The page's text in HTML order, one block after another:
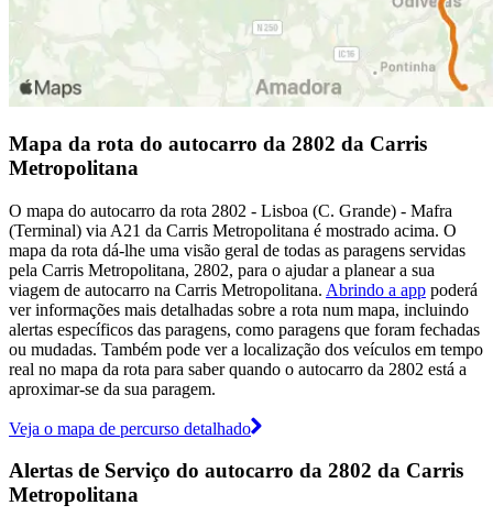
Mapa da rota do autocarro da 2802 da Carris
Metropolitana
O mapa do autocarro da rota 2802 - Lisboa (C. Grande) - Mafra
(Terminal) via A21 da Carris Metropolitana é mostrado acima. O
mapa da rota dá-lhe uma visão geral de todas as paragens servidas
pela Carris Metropolitana, 2802, para o ajudar a planear a sua
viagem de autocarro na Carris Metropolitana. Abrindo a app poderá
ver informações mais detalhadas sobre a rota num mapa, incluindo
alertas específicos das paragens, como paragens que foram fechadas
ou mudadas. Também pode ver a localização dos veículos em tempo
real no mapa da rota para saber quando o autocarro da 2802 está a
aproximar-se da sua paragem.
Veja o mapa de percurso detalhado
Alertas de Serviço do autocarro da 2802 da Carris
Metropolitana